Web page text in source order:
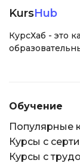
KursHub
КурсХаб - это
Обучение
Популярные
Курсы с
Курсы с